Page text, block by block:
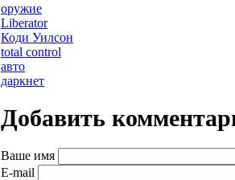
оружие
Liberator
Коди Уилсон
total control
авто
даркнет
Добавить
Ваше имя
E-mail